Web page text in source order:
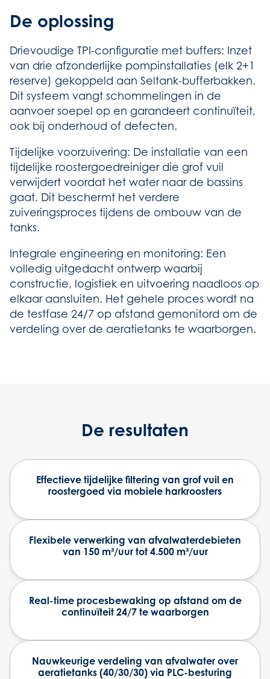
De oplossing
Drievoudige TPI-configuratie met buffers: Inzet
van drie afzonderlijke pompinstallaties (elk 2+1
reserve) gekoppeld aan Seltank-bufferbakken.
Dit systeem vangt schommelingen in de
aanvoer soepel op en garandeert continuïteit,
ook bij onderhoud of defecten.
Tijdelijke voorzuivering: De installatie van een
tijdelijke roostergoedreiniger die grof vuil
verwijdert voordat het water naar de bassins
gaat. Dit beschermt het verdere
zuiveringsproces tijdens de ombouw van de
tanks.
Integrale engineering en monitoring: Een
volledig uitgedacht ontwerp waarbij
constructie, logistiek en uitvoering naadloos op
elkaar aansluiten. Het gehele proces wordt na
de testfase 24/7 op afstand gemonitord om de
verdeling over de aeratietanks te waarborgen.
De resultaten
Effectieve tijdelijke filtering van grof vuil en
roostergoed via mobiele harkroosters
Flexibele verwerking van afvalwaterdebieten
van 150 m³/uur tot 4.500 m³/uur
Real-time procesbewaking op afstand om de
continuïteit 24/7 te waarborgen
Nauwkeurige verdeling van afvalwater over
aeratietanks (40/30/30) via PLC-besturing